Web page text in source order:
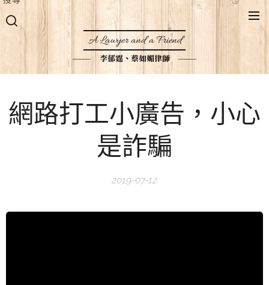
A Lawyer and a Friend
李郁霆、蔡如媚律師
網路打工小廣告，小心
是詐騙
2019-07-12